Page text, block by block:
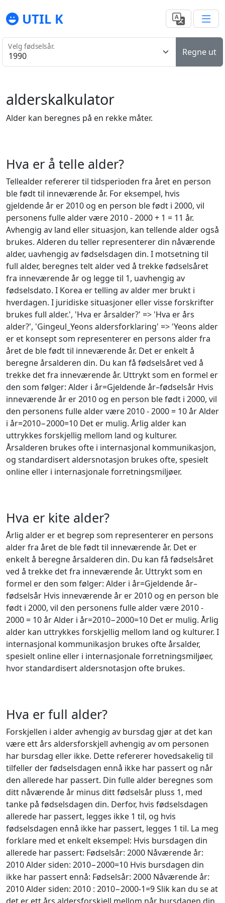
UTIL K
Velg fødselsår.
Regne ut
alderskalkulator
Alder kan beregnes på en rekke måter.
Hva er å telle alder?
Tellealder refererer til tidsperioden fra året en person
ble født til inneværende år. For eksempel, hvis
gjeldende år er 2010 og en person ble født i 2000, vil
personens fulle alder være 2010 - 2000 + 1 = 11 år.
Avhengig av land eller situasjon, kan tellende alder også
brukes. Alderen du teller representerer din nåværende
alder, uavhengig av fødselsdagen din. I motsetning til
full alder, beregnes telt alder ved å trekke fødselsåret
fra inneværende år og legge til 1, uavhengig av
fødselsdato. I Korea er telling av alder mer brukt i
hverdagen. I juridiske situasjoner eller visse forskrifter
brukes full alder.', 'Hva er årsalder?' => 'Hva er års
alder?', 'Gingeul_Yeons aldersforklaring' => 'Yeons alder
er et konsept som representerer en persons alder fra
året de ble født til inneværende år. Det er enkelt å
beregne årsalderen din. Du kan få fødselsåret ved å
trekke det fra inneværende år. Uttrykt som en formel er
den som følger: Alder i år=Gjeldende år–fødselsår Hvis
inneværende år er 2010 og en person ble født i 2000, vil
den personens fulle alder være 2010 - 2000 = 10 år Alder
i år=2010−2000=10 Det er mulig. Årlig alder kan
uttrykkes forskjellig mellom land og kulturer.
Årsalderen brukes ofte i internasjonal kommunikasjon,
og standardisert aldersnotasjon brukes ofte, spesielt
online eller i internasjonale forretningsmiljøer.
Hva er kite alder?
Årlig alder er et begrep som representerer en persons
alder fra året de ble født til inneværende år. Det er
enkelt å beregne årsalderen din. Du kan få fødselsåret
ved å trekke det fra inneværende år. Uttrykt som en
formel er den som følger: Alder i år=Gjeldende år–
fødselsår Hvis inneværende år er 2010 og en person ble
født i 2000, vil den personens fulle alder være 2010 -
2000 = 10 år Alder i år=2010−2000=10 Det er mulig. Årlig
alder kan uttrykkes forskjellig mellom land og kulturer. I
internasjonal kommunikasjon brukes ofte årsalder,
spesielt online eller i internasjonale forretningsmiljøer,
hvor standardisert aldersnotasjon ofte brukes.
Hva er full alder?
Forskjellen i alder avhengig av bursdag gjør at det kan
være ett års aldersforskjell avhengig av om personen
har bursdag eller ikke. Dette refererer hovedsakelig til
tilfeller der fødselsdagen ennå ikke har passert og når
den allerede har passert. Din fulle alder beregnes som
ditt nåværende år minus ditt fødselsår pluss 1, med
tanke på fødselsdagen din. Derfor, hvis fødselsdagen
allerede har passert, legges ikke 1 til, og hvis
fødselsdagen ennå ikke har passert, legges 1 til. La meg
forklare med et enkelt eksempel: Hvis bursdagen din
allerede har passert: Fødselsår: 2000 Nåværende år:
2010 Alder siden: 2010−2000=10 Hvis bursdagen din
ikke har passert ennå: Fødselsår: 2000 Nåværende år:
2010 Alder siden: 2010 : 2010−2000-1=9 Slik kan du se at